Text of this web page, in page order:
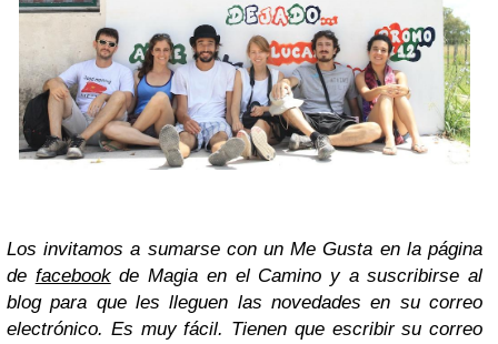
Los invitamos a sumarse con un Me Gusta en la página
de facebookde Magia en el Camino y a suscribirse al
blog para que les lleguen las novedades en su correo
electrónico. Es muy fácil. Tienen que escribir su correo